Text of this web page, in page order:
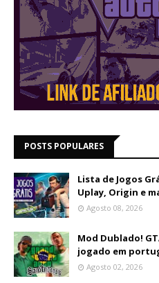
POSTS POPULARES
Lista de Jogos
Uplay, Origin e
Agosto 08, 2026
Mod Dublado!
jogado em
Agosto 02, 2026